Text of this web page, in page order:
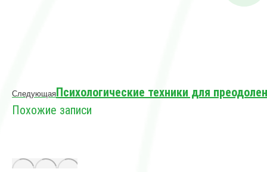
СледующаяСледующая
Психологические техники для
Похожие записи